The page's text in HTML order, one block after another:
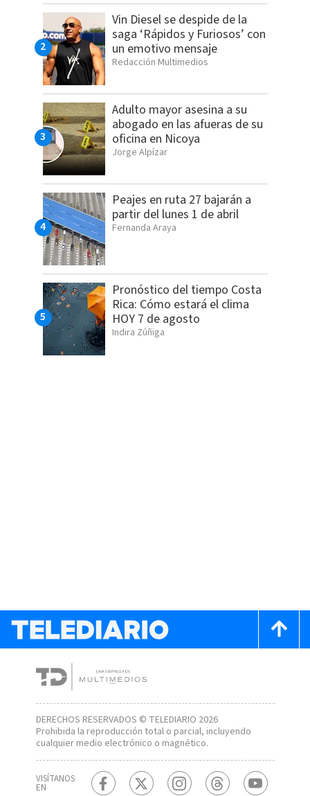
Vin Diesel se despide de la
saga ‘Rápidos y Furiosos’ con
un emotivo mensaje
Redacción Multimedios
Adulto mayor asesina a su
abogado en las afueras de su
oficina en Nicoya
Jorge Alpízar
Peajes en ruta 27 bajarán a
partir del lunes 1 de abril
Fernanda Araya
Pronóstico del tiempo Costa
Rica: Cómo estará el clima
HOY 7 de agosto
Indira Zúñiga
DERECHOS RESERVADOS © TELEDIARIO 2026
Prohibida la reproducción total o parcial, incluyendo
cualquier medio electrónico o magnético.
VISÍTANOS
EN